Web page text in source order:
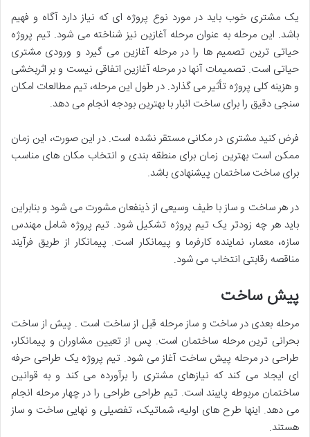
یک مشتری خوب باید در مورد نوع پروژه ای که نیاز دارد آگاه و فهیم
باشد. این مرحله به عنوان مرحله آغازین نیز شناخته می شود. تیم پروژه
حیاتی ترین تصمیم ها را در مرحله آغازین می گیرد و ورودی مشتری
حیاتی است. تصمیمات آنها در مرحله آغازین اتفاقی نیست و بر اثربخشی
و هزینه کلی پروژه تأثیر می گذارد. در طول این مرحله، تیم مطالعات امکان
سنجی دقیق را برای ساخت انبار با بهترین بودجه انجام می دهد.
فرض کنید مشتری در مکانی مستقر نشده است. در این صورت، این زمان
ممکن است بهترین زمان برای منطقه بندی و انتخاب مکان های مناسب
برای ساخت ساختمان پیشنهادی باشد.
در هر ساخت و ساز با طیف وسیعی از ذینفعان مشورت می شود و بنابراین
باید هر چه زودتر یک تیم پروژه تشکیل شود. تیم پروژه شامل مهندس
سازه، معمار، نماینده کارفرما و پیمانکار است. پیمانکار از طریق فرآیند
مناقصه رقابتی انتخاب می شود.
پیش ساخت
مرحله بعدی در ساخت و ساز مرحله قبل از ساخت است . پیش از ساخت
بحرانی ترین مرحله ساختمان است. پس از تعیین مشاوران و پیمانکار،
طراحی در مرحله پیش ساخت آغاز می شود. تیم پروژه یک طراحی حرفه
ای ایجاد می کند که نیازهای مشتری را برآورده می کند و به قوانین
ساختمان مربوطه پایبند است. تیم طراحی طراحی را در چهار مرحله انجام
می دهد. اینها طرح های اولیه، شماتیک، تفصیلی و نهایی ساخت و ساز
هستند.